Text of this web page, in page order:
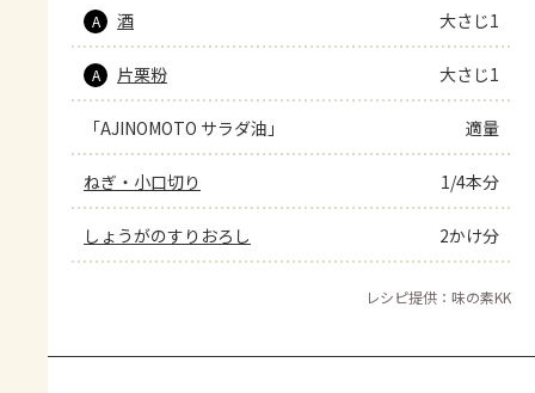
A 酒 大さじ1
A 片栗粉 大さじ1
「AJINOMOTO サラダ油」 適量
ねぎ・小口切り 1/4本分
しょうがのすりおろし 2かけ分
レシピ提供：味の素KK